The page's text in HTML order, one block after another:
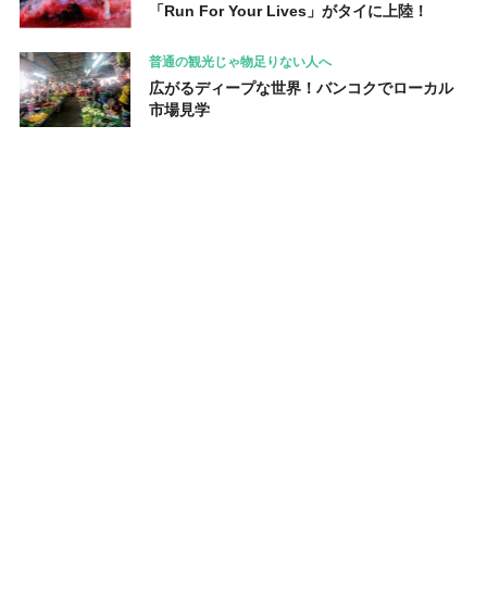
「Run For Your Lives」がタイに上陸！
普通の観光じゃ物足りない人へ
広がるディープな世界！バンコクでローカル
市場見学